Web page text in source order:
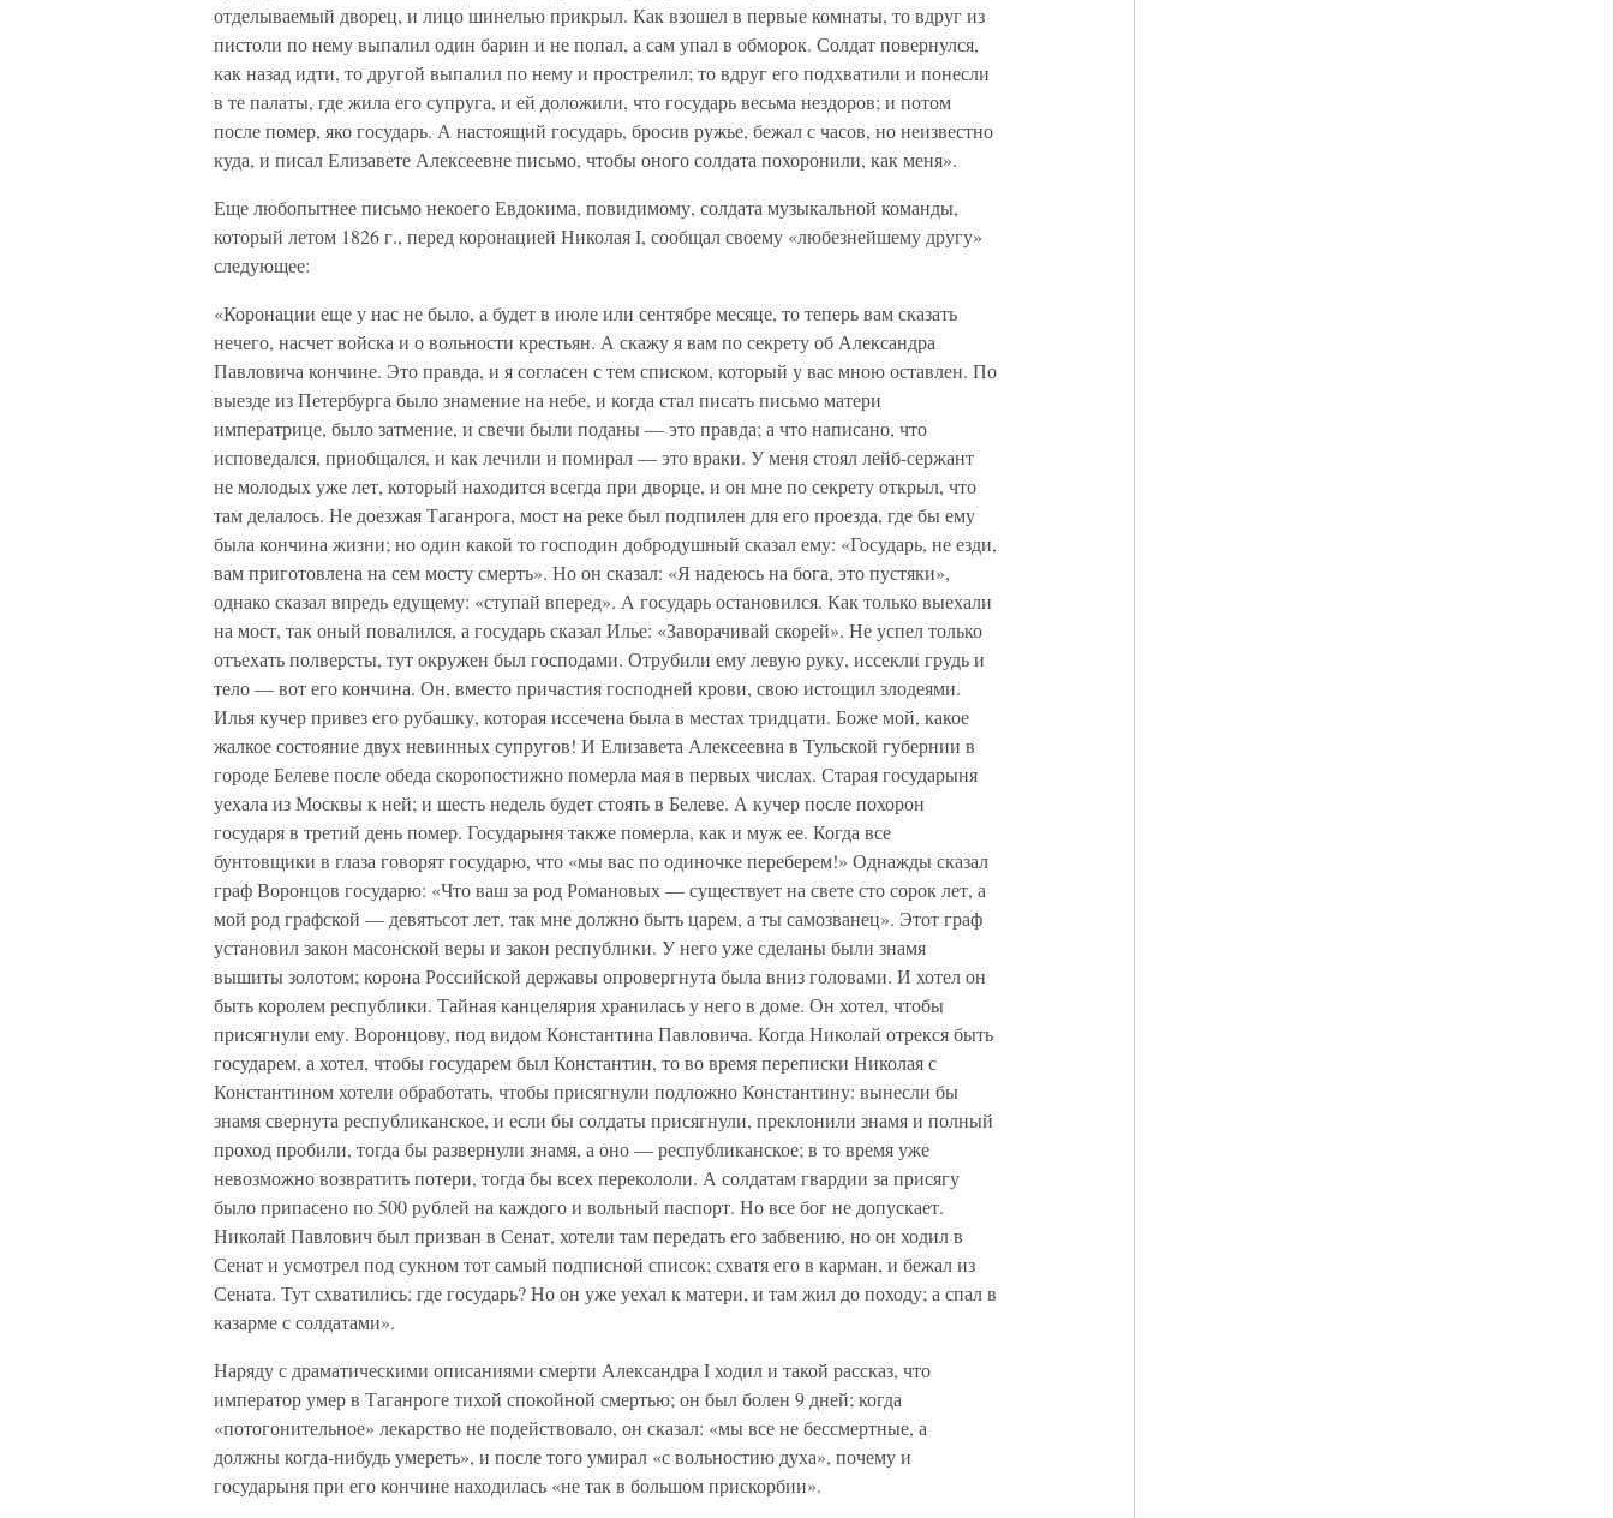
отделываемый дворец, и лицо шинелью прикрыл. Как взошел в первые комнаты, то вдруг из
пистоли по нему выпалил один барин и не попал, а сам упал в обморок. Солдат повернулся,
как назад идти, то другой выпалил по нему и прострелил; то вдруг его подхватили и понесли
в те палаты, где жила его супруга, и ей доложили, что государь весьма нездоров; и потом
после помер, яко государь. А настоящий государь, бросив ружье, бежал с часов, но неизвестно
куда, и писал Елизавете Алексеевне письмо, чтобы оного солдата похоронили, как меня».
Еще любопытнее письмо некоего Евдокима, повидимому, солдата музыкальной команды,
который летом 1826 г., перед коронацией Николая I, сообщал своему «любезнейшему другу»
следующее:
«Коронации еще у нас не было, а будет в июле или сентябре месяце, то теперь вам сказать
нечего, насчет войска и о вольности крестьян. А скажу я вам по секрету об Александра
Павловича кончине. Это правда, и я согласен с тем списком, который у вас мною оставлен. По
выезде из Петербурга было знамение на небе, и когда стал писать письмо матери
императрице, было затмение, и свечи были поданы — это правда; а что написано, что
исповедался, приобщался, и как лечили и помирал — это враки. У меня стоял лейб-сержант
не молодых уже лет, который находится всегда при дворце, и он мне по секрету открыл, что
там делалось. Не доезжая Таганрога, мост на реке был подпилен для его проезда, где бы ему
была кончина жизни; но один какой то господин добродушный сказал ему: «Государь, не езди,
вам приготовлена на сем мосту смерть». Но он сказал: «Я надеюсь на бога, это пустяки»,
однако сказал впредь едущему: «ступай вперед». А государь остановился. Как только выехали
на мост, так оный повалился, а государь сказал Илье: «Заворачивай скорей». Не успел только
отъехать полверсты, тут окружен был господами. Отрубили ему левую руку, иссекли грудь и
тело — вот его кончина. Он, вместо причастия господней крови, свою истощил злодеями.
Илья кучер привез его рубашку, которая иссечена была в местах тридцати. Боже мой, какое
жалкое состояние двух невинных супругов! И Елизавета Алексеевна в Тульской губернии в
городе Белеве после обеда скоропостижно померла мая в первых числах. Старая государыня
уехала из Москвы к ней; и шесть недель будет стоять в Белеве. А кучер после похорон
государя в третий день помер. Государыня также померла, как и муж ее. Когда все
бунтовщики в глаза говорят государю, что «мы вас по одиночке переберем!» Однажды сказал
граф Воронцов государю: «Что ваш за род Романовых — существует на свете сто сорок лет, а
мой род графской — девятьсот лет, так мне должно быть царем, а ты самозванец». Этот граф
установил закон масонской веры и закон республики. У него уже сделаны были знамя
вышиты золотом; корона Российской державы опровергнута была вниз головами. И хотел он
быть королем республики. Тайная канцелярия хранилась у него в доме. Он хотел, чтобы
присягнули ему. Воронцову, под видом Константина Павловича. Когда Николай отрекся быть
государем, а хотел, чтобы государем был Константин, то во время переписки Николая с
Константином хотели обработать, чтобы присягнули подложно Константину: вынесли бы
знамя свернута республиканское, и если бы солдаты присягнули, преклонили знамя и полный
проход пробили, тогда бы развернули знамя, а оно — республиканское; в то время уже
невозможно возвратить потери, тогда бы всех перекололи. А солдатам гвардии за присягу
было припасено по 500 рублей на каждого и вольный паспорт. Но все бог не допускает.
Николай Павлович был призван в Сенат, хотели там передать его забвению, но он ходил в
Сенат и усмотрел под сукном тот самый подписной список; схватя его в карман, и бежал из
Сената. Тут схватились: где государь? Но он уже уехал к матери, и там жил до походу; а спал в
казарме с солдатами».
Наряду с драматическими описаниями смерти Александра I ходил и такой рассказ, что
император умер в Таганроге тихой спокойной смертью; он был болен 9 дней; когда
«потогонительное» лекарство не подействовало, он сказал: «мы все не бессмертные, а
должны когда-нибудь умереть», и после того умирал «с вольностию духа», почему и
государыня при его кончине находилась «не так в большом прискорбии».